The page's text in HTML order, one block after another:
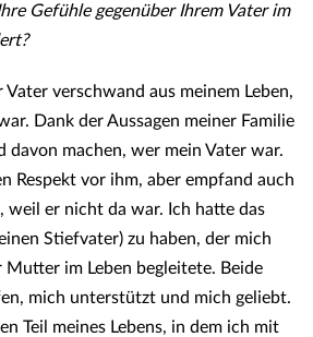
Gefühle gegenüber Ihrem Vater im
verschwand aus meinem Leben,
Dank der Aussagen meiner Familie
davon machen, wer mein Vater war.
Respekt vor ihm, aber empfand auch
weil er nicht da war. Ich hatte das
Stiefvater) zu haben, der mich
Mutter im Leben begleitete. Beide
mich unterstützt und mich geliebt.
Teil meines Lebens, in dem ich mit